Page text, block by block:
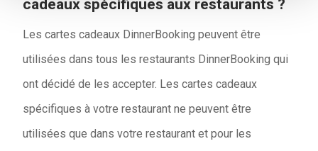
cadeaux spécifiques aux restaurants ?
Les cartes cadeaux DinnerBooking peuvent être
utilisées dans tous les restaurants DinnerBooking qui
ont décidé de les accepter. Les cartes cadeaux
spécifiques à votre restaurant ne peuvent être
utilisées que dans votre restaurant et pour les